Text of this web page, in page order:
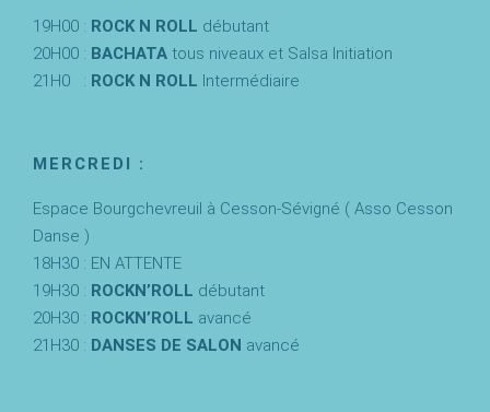
19H00 : ROCK N ROLL débutant
20H00 : BACHATA tous niveaux et Salsa Initiation
21H0 : ROCK N ROLL Intermédiaire
MERCREDI :
Espace Bourgchevreuil à Cesson-Sévigné ( Asso Cesson
Danse )
18H30 : EN ATTENTE
19H30 : ROCKN’ROLL débutant
20H30 : ROCKN’ROLL avancé
21H30 : DANSES DE SALON avancé